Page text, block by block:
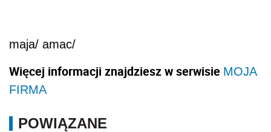
maja/ amac/
Więcej informacji znajdziesz w serwisie MOJA
FIRMA
POWIĄZANE